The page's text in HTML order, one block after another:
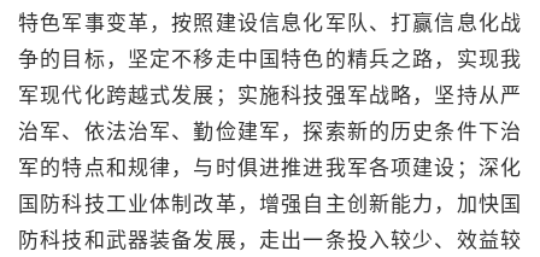
特色军事变革，按照建设信息化军队、打赢信息化战
争的目标，坚定不移走中国特色的精兵之路，实现我
军现代化跨越式发展；实施科技强军战略，坚持从严
治军、依法治军、勤俭建军，探索新的历史条件下治
军的特点和规律，与时俱进推进我军各项建设；深化
国防科技工业体制改革，增强自主创新能力，加快国
防科技和武器装备发展，走出一条投入较少、效益较